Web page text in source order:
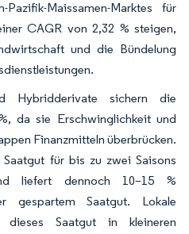
Maissamen-Marktes für
CAGR von 2,32 % steigen,
und die Bündelung
Hybridderivate sichern die
da sie Erschwinglichkeit und
Finanzmitteln überbrücken.
für bis zu zwei Saisons
liefert dennoch 10–15 %
gespartem Saatgut. Lokale
dieses Saatgut in kleineren